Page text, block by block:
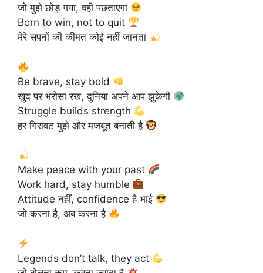
जो मुझे छोड़ गया, वही पछताएगा
Born to win, not to quit
मेरे सपनों की कीमत कोई नहीं जानता
Be brave, stay bold
खुद पर भरोसा रख, दुनिया अपने आप झुकेगी
Struggle builds strength
हर गिरावट मुझे और मजबूत बनाती है
Make peace with your past
Work hard, stay humble
Attitude नहीं, confidence है भाई
जो करना है, अब करना है
Legends don’t talk, they act